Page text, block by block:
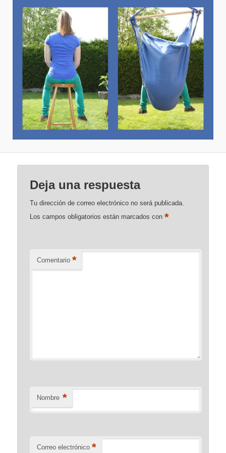
Deja una respuesta
Tu dirección de correo electrónico no será publicada.
Los campos obligatorios están marcados con*
Comentario *
Nombre *
Correo electrónico *